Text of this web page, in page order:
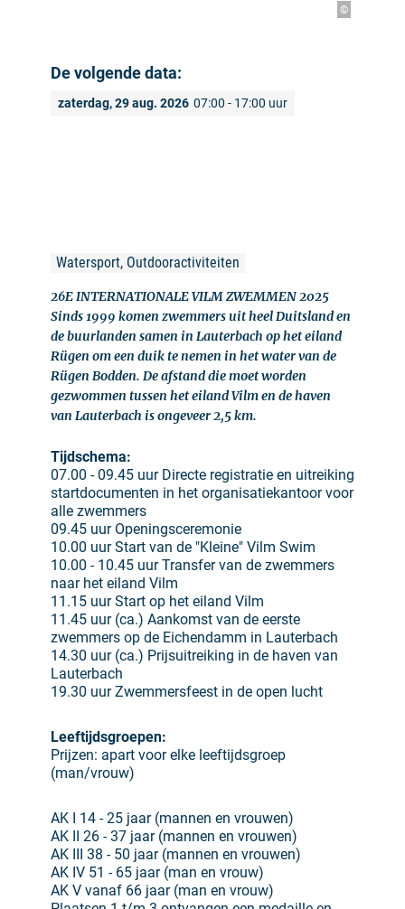
©
De volgende data:
zaterdag, 29 aug. 2026 07:00 - 17:00 uur
Watersport, Outdooractiviteiten
26E INTERNATIONALE VILM ZWEMMEN 2025
Sinds 1999 komen zwemmers uit heel Duitsland en
de buurlanden samen in Lauterbach op het eiland
Rügen om een duik te nemen in het water van de
Rügen Bodden. De afstand die moet worden
gezwommen tussen het eiland Vilm en de haven
van Lauterbach is ongeveer 2,5 km.
Tijdschema:
07.00 - 09.45 uur Directe registratie en uitreiking
startdocumenten in het organisatiekantoor voor
alle zwemmers
09.45 uur Openingsceremonie
10.00 uur Start van de "Kleine" Vilm Swim
10.00 - 10.45 uur Transfer van de zwemmers
naar het eiland Vilm
11.15 uur Start op het eiland Vilm
11.45 uur (ca.) Aankomst van de eerste
zwemmers op de Eichendamm in Lauterbach
14.30 uur (ca.) Prijsuitreiking in de haven van
Lauterbach
19.30 uur Zwemmersfeest in de open lucht
Leeftijdsgroepen:
Prijzen: apart voor elke leeftijdsgroep
(man/vrouw)
AK I 14 - 25 jaar (mannen en vrouwen)
AK II 26 - 37 jaar (mannen en vrouwen)
AK III 38 - 50 jaar (mannen en vrouwen)
AK IV 51 - 65 jaar (man en vrouw)
AK V vanaf 66 jaar (man en vrouw)